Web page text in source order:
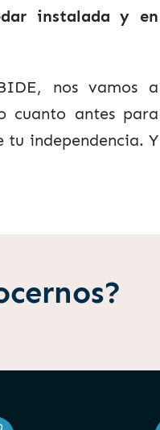
instalada y en
nos vamos a
cuanto antes para
tu independencia. Y